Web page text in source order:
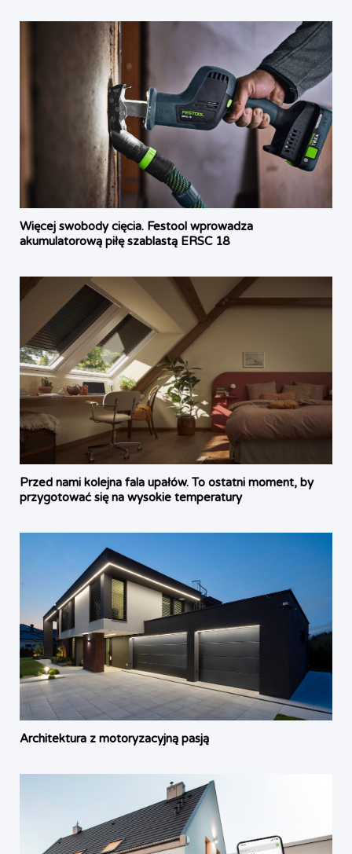
Więcej swobody cięcia. Festool wprowadza
akumulatorową piłę szablastą ERSC 18
Przed nami kolejna fala upałów. To ostatni moment, by
przygotować się na wysokie temperatury
Architektura z motoryzacyjną pasją